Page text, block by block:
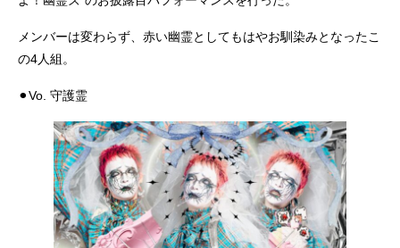
メンバーは変わらず、赤い幽霊としてもはやお馴染みとなったこ
の4人組。
⚫︎Vo. 守護霊